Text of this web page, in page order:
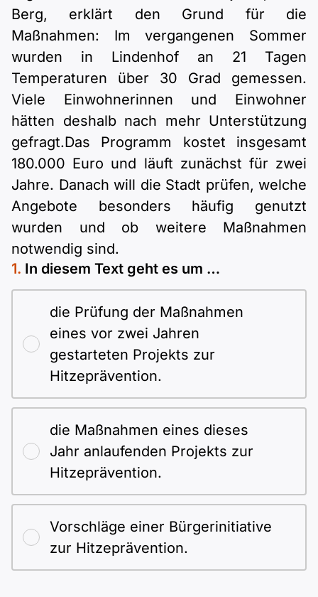
Berg, erklärt den Grund für die
Maßnahmen: Im vergangenen Sommer
wurden in Lindenhof an 21 Tagen
Temperaturen über 30 Grad gemessen.
Viele Einwohnerinnen und Einwohner
hätten deshalb nach mehr Unterstützung
gefragt.Das Programm kostet insgesamt
180.000 Euro und läuft zunächst für zwei
Jahre. Danach will die Stadt prüfen, welche
Angebote besonders häufig genutzt
wurden und ob weitere Maßnahmen
notwendig sind.
In diesem Text geht es um …
die Prüfung der Maßnahmen
eines vor zwei Jahren
gestarteten Projekts zur
Hitzeprävention.
die Maßnahmen eines dieses
Jahr anlaufenden Projekts zur
Hitzeprävention.
Vorschläge einer Bürgerinitiative
zur Hitzeprävention.